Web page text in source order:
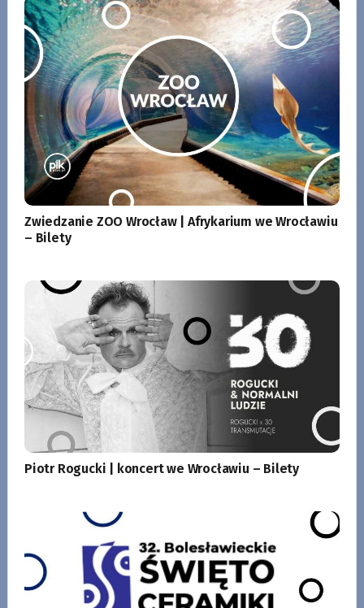
Zwiedzanie ZOO Wrocław | Afrykarium we Wrocławiu
– Bilety
Piotr Rogucki | koncert we Wrocławiu – Bilety